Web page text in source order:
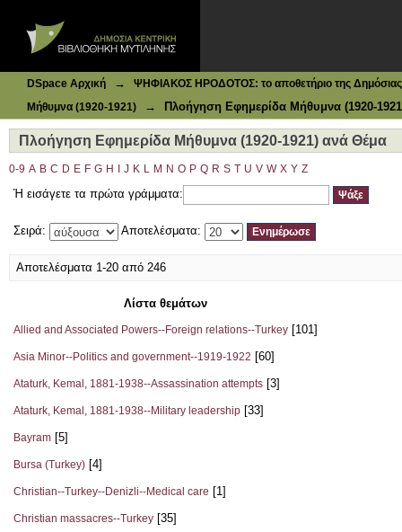
DSpace Αρχική →
ΨΗΦΙΑΚΟΣ ΗΡΟΔΟΤΟΣ: το αποθετήριο της Δημόσιας
Μήθυμνα (1920-1921)
→ Πλοήγηση Εφημερίδα Μήθυμνα (1920-
Πλοήγηση Εφημερίδα Μήθυμνα (1920-1921) ανά Θέμα
0-9 A B C D E F G H J K L M N O P Q R S T U V W X Y Z
Ή εισάγετε τα πρώτα γράμματα:
Σειρά: Αποτελέσματα:
Αποτελέσματα 1-20 από 246
Λίστα θεμάτων
Allied and Associated Powers--Foreign relations--Turkey [101]
Asia Minor--Politics and government--1919-1922 [60]
Ataturk, Kemal, 1881-1938--Assassination attempts [3]
Ataturk, Kemal, 1881-1938--Military leadership [33]
Bayram [5]
Bursa (Turkey) [4]
Christian--Turkey--Denizli--Medical care [1]
Christian massacres--Turkey [35]